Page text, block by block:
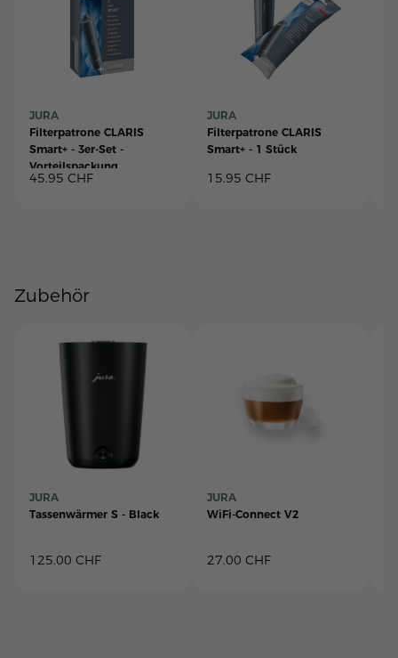
JURA
Filterpatrone CLARIS
Smart+ - 3er-Set -
Vorteilspackung
45.95 CHF
JURA
Filterpatrone CLARIS
Smart+ - 1 Stück
15.95 CHF
Zubehör
JURA
Tassenwärmer S - Black
125.00 CHF
JURA
WiFi-Connect V2
27.00 CHF